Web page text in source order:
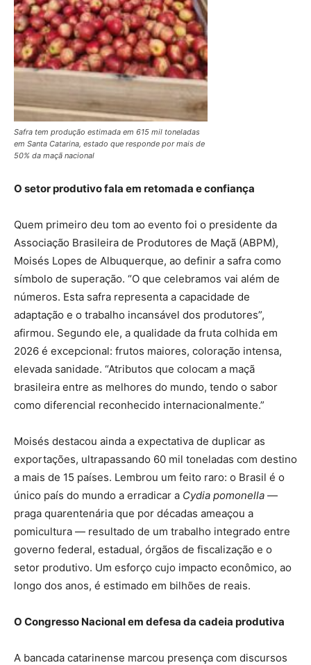
Safra tem produção estimada em 615 mil toneladas
em Santa Catarina, estado que responde por mais de
50% da maçã nacional
O setor produtivo fala em retomada e confiança
Quem primeiro deu tom ao evento foi o presidente da
Associação Brasileira de Produtores de Maçã (ABPM),
Moisés Lopes de Albuquerque, ao definir a safra como
símbolo de superação. “O que celebramos vai além de
números. Esta safra representa a capacidade de
adaptação e o trabalho incansável dos produtores”,
afirmou. Segundo ele, a qualidade da fruta colhida em
2026 é excepcional: frutos maiores, coloração intensa,
elevada sanidade. “Atributos que colocam a maçã
brasileira entre as melhores do mundo, tendo o sabor
como diferencial reconhecido internacionalmente.”
Moisés destacou ainda a expectativa de duplicar as
exportações, ultrapassando 60 mil toneladas com destino
a mais de 15 países. Lembrou um feito raro: o Brasil é o
único país do mundo a erradicar a Cydia pomonella —
praga quarentenária que por décadas ameaçou a
pomicultura — resultado de um trabalho integrado entre
governo federal, estadual, órgãos de fiscalização e o
setor produtivo. Um esforço cujo impacto econômico, ao
longo dos anos, é estimado em bilhões de reais.
O Congresso Nacional em defesa da cadeia produtiva
A bancada catarinense marcou presença com discursos